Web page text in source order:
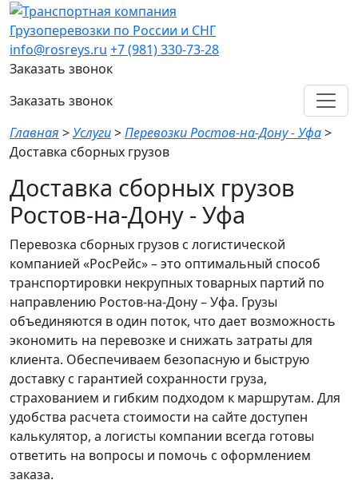
Грузоперевозки по России и СНГ
info@rosreys.ru +7 (981) 330-73-28
Заказать звонок
Заказать звонок
Главная >Услуги>Перевозки Ростов-на-Дону - Уфа>
Доставка сборных грузов
Доставка сборных грузов
Ростов-на-Дону - Уфа
Перевозка сборных грузов с логистической
компанией «РосРейс» – это оптимальный способ
транспортировки некрупных товарных партий по
направлению Ростов-на-Дону – Уфа. Грузы
объединяются в один поток, что дает возможность
экономить на перевозке и снижать затраты для
клиента. Обеспечиваем безопасную и быструю
доставку с гарантией сохранности груза,
страхованием и гибким подходом к маршрутам. Для
удобства расчета стоимости на сайте доступен
калькулятор, а логисты компании всегда готовы
ответить на вопросы и помочь с оформлением
заказа.